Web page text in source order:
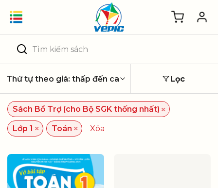
Tìm
kiếm:
Lọc
Sách Bổ Trợ (cho Bộ SGK thống nhất) ×
Lớp 1 × Toán × Xóa